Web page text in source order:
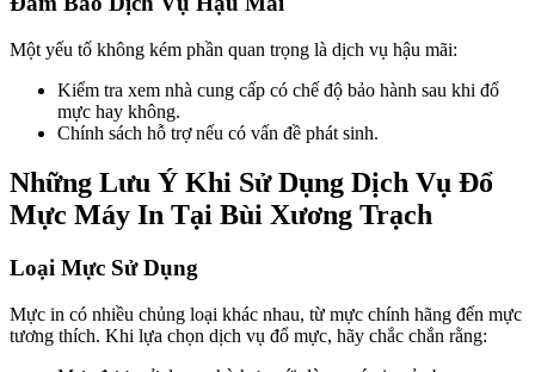
Một yếu tố không kém phần quan trọng là dịch vụ hậu mãi:
Kiểm tra xem nhà cung cấp có chế độ bảo hành sau khi đổ
mực hay không.
Chính sách hỗ trợ nếu có vấn đề phát sinh.
Những Lưu Ý Khi Sử Dụng Dịch Vụ Đổ
Mực Máy In Tại Bùi Xương Trạch
Loại Mực Sử Dụng
Mực in có nhiều chủng loại khác nhau, từ mực chính hãng đến mực
tương thích. Khi lựa chọn dịch vụ đổ mực, hãy chắc chắn rằng: